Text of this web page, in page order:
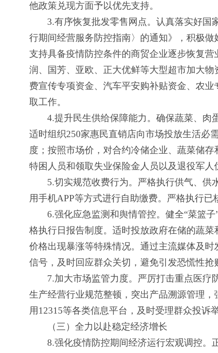
他政策兑现方面予以优先支持。
3.有序恢复批发零售网点。认真落实好国
行期间经营服务防控指南〉的通知》，积极
支持具备疫情防控条件的商贸企业逐步恢复
润、国芳、亚欧、正大优鲜等大型超市加大
费宣传专项资金、汽车平安购补贴资金、农
取工作。
4.提升民生供给保障能力。确保蔬菜、肉
适时组织250家惠民直销店向市场投放生活必
度；按照市场价，对合约冷储企业、蔬菜储
特困人员和领取失业保险金人员以及退役军
5.切实规范收费行为。严格执行供气、供
用手机APP等方式进行自助缴费。严格执行
6.强化应急监测和舆情管控。健全“菜篮
格执行日报告制度。适时投放政府在储的蔬
价格出现暴涨等特殊情况。通过主流媒体及
信号，及时回应群众关切，避免引发恐慌性抢
7.加大市场监管力度。严厉打击重点医疗
生产经营行业规范整顿，突出产品溯源管理
用12315等各类信息平台，及时受理群众投诉
（三）全力以赴稳定经济增长
8.强化疫情防控期间经济运行宏观调控。